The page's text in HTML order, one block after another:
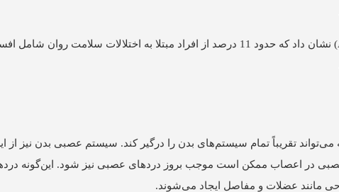
تقریباً تمام سیستم‌های بدن را درگیر کند. سیستم عصبی بدن نیز از
عصبی در اعصاب ممکن است موجب بروز دردهای عصبی نیز شود. این‌گونه
مانند عضلات و مفاصل ایجاد می‌شوند.